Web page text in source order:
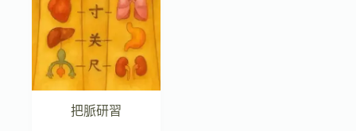
把脈研習